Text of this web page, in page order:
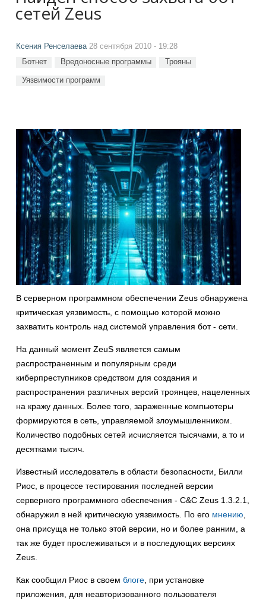
сетей Zeus
Ксения Ренселаева28 сентября 2010 - 19:28
Ботнет Вредоносные программы Трояны
Уязвимости программ
В серверном программном обеспечении Zeus обнаружена
критическая уязвимость, с помощью которой можно
захватить контроль над системой управления бот - сети.
На данный момент ZeuS является самым
распространенным и популярным среди
киберпреступников средством для создания и
распространения различных версий троянцев, нацеленных
на кражу данных. Более того, зараженные компьютеры
формируются в сеть, управляемой злоумышленником.
Количество подобных сетей исчисляется тысячами, а то и
десятками тысяч.
Известный исследователь в области безопасности, Билли
Риос, в процессе тестирования последней версии
серверного программного обеспечения - C&C Zeus 1.3.2.1,
обнаружил в ней критическую уязвимость. По его мнению,
она присуща не только этой версии, но и более ранним, а
так же будет прослеживаться и в последующих версиях
Zeus.
Как сообщил Риос в своем блоге, при установке
приложения, для неавторизованного пользователя